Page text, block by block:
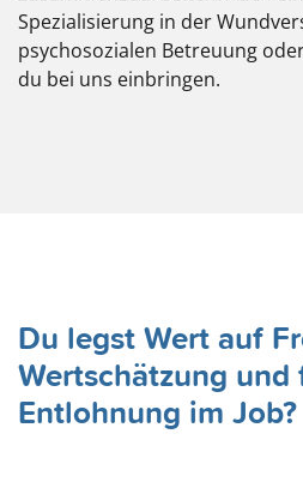
Spezialisierung in der
psychosozialen Betreuung
du bei uns einbringen.
Du legst Wert auf
Wertschätzung und
Entlohnung im Job?